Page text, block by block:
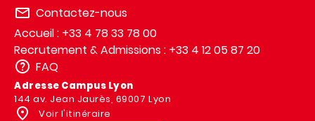
Contactez-nous
Accueil : +33 4 78 33 78 00
Recrutement & Admissions : +33 4 12 05 87 20
FAQ
Adresse Campus Lyon
144 av. Jean Jaurès, 69007 Lyon
Voir l'itinéraire